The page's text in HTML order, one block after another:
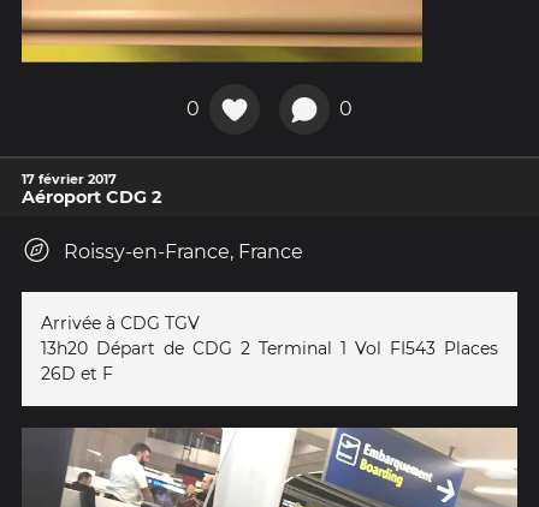
0 0
17 février 2017
Aéroport CDG 2
Roissy-en-France, France
Arrivée à CDG TGV
13h20 Départ de CDG 2 Terminal 1 Vol FI543 Places
26D et F